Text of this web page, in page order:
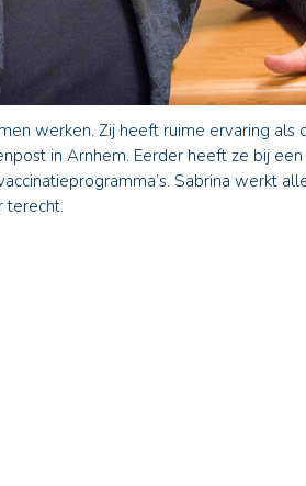
werken. Zij heeft ruime ervaring
in Arnhem. Eerder heeft ze bij
Sabrina werkt
terecht.